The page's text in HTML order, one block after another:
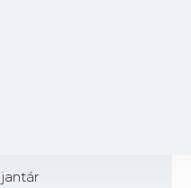
dreva,
kardamón